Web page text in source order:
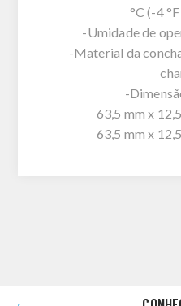
°C (-4
-Umidade de
-Material da
-
63,5 mm x
63,5 mm x